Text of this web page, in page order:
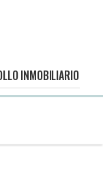
INMOBILIARIO